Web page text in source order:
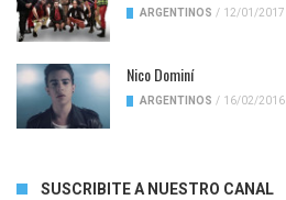
ARGENTINOS / 12/01/2017
Nico Dominí
ARGENTINOS / 16/02/2016
SUSCRIBITE A NUESTRO CANAL